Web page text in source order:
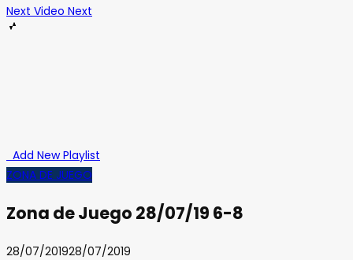
Next Video Next
Add New Playlist
ZONA DE JUEGO
Zona de Juego 28/07/19 6-8
28/07/201928/07/2019